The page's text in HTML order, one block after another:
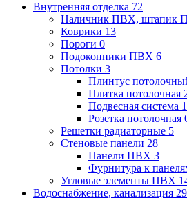
Внутренняя отделка 72
Наличник ПВХ, штапик
Коврики 13
Пороги 0
Подоконники ПВХ 6
Потолки 3
Плинтус
Плитка потолочная
Подвесная система 1
Розетка потолочная
Решетки радиаторные 5
Стеновые панели 28
Панели ПВХ 3
Фурнитура к
Угловые элементы ПВХ
Водоснабжение, канализация